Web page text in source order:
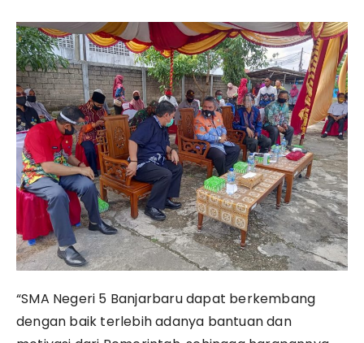
“SMA Negeri 5 Banjarbaru dapat berkembang
dengan baik terlebih adanya bantuan dan